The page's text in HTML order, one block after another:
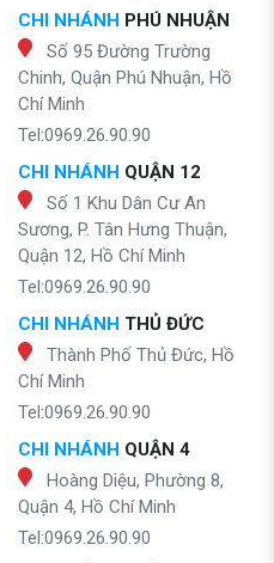
CHI NHÁNH PHÚ NHUẬN
Số 95 Đường Trường
Chinh, Quận Phú Nhuận, Hồ
Chí Minh
Tel:0969.26.90.90
CHI NHÁNH QUẬN 12
Số 1 Khu Dân Cư An
Sương, P. Tân Hưng Thuận,
Quận 12, Hồ Chí Minh
Tel:0969.26.90.90
CHI NHÁNH THỦ ĐỨC
Thành Phố Thủ Đức, Hồ
Chí Minh
Tel:0969.26.90.90
CHI NHÁNH QUẬN 4
Hoàng Diệu, Phường 8,
Quận 4, Hồ Chí Minh
Tel:0969.26.90.90